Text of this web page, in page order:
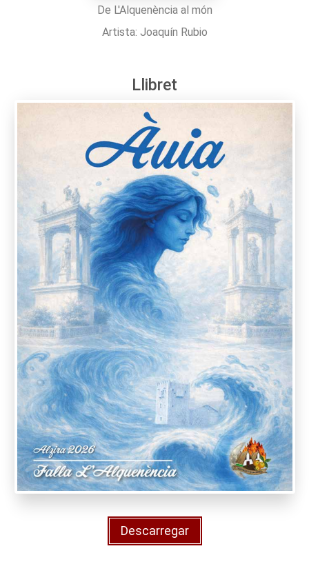
De L'Alquenència al món
Artista: Joaquín Rubio
Llibret
Descarregar